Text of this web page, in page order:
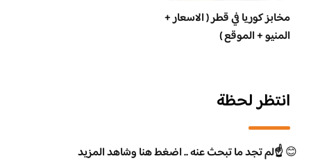
مخابز كوريا في قطر ( الاسعار +
المنيو + الموقع )
انتظر لحظة
😊☝️لم تجد ما تبحث عنه .. اضغط هنا وشاهد المزيد